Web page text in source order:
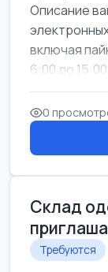
Описание
включая
6:00 до
0
Склад
Требуются